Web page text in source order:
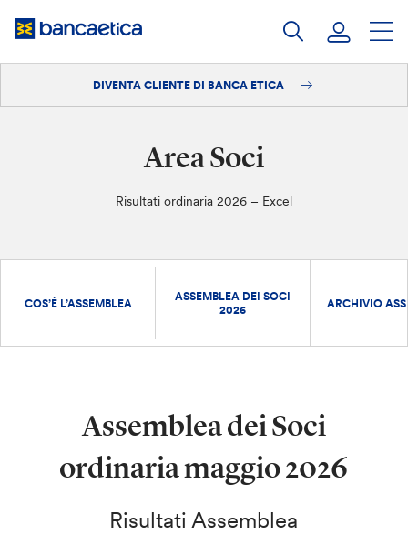
DIVENTA CLIENTE DI BANCA ETICA
Area Soci
Risultati ordinaria 2026 – Excel
COS’È L’ASSEMBLEA
ASSEMBLEA DEI SOCI
2026
ARCHIVIO
Assemblea dei Soci
ordinaria maggio 2026
Risultati Assemblea